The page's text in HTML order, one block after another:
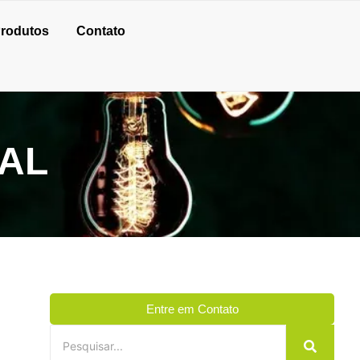
Contato
Entre em Contato